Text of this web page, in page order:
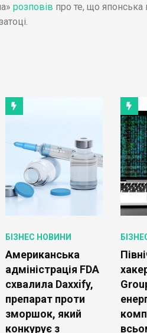
розповів про те, що японська
БІЗНЕС НОВИНИ
Американська
адміністрація FDA
схвалила Daxxify,
препарат проти
зморшок, який
конкурує з